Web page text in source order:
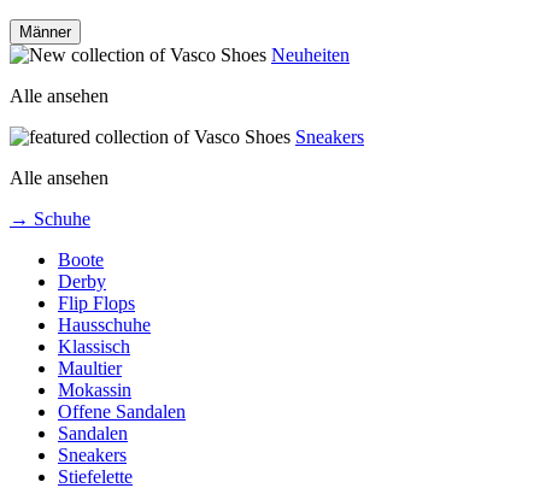
Männer
Neuheiten
Alle ansehen
Sneakers
Alle ansehen
→ Schuhe
Boote
Derby
Flip Flops
Hausschuhe
Klassisch
Maultier
Mokassin
Offene Sandalen
Sandalen
Sneakers
Stiefelette